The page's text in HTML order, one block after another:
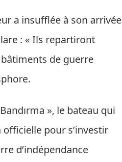
a insufflée à son arrivée
: « Ils repartiront
de guerre
», le bateau qui
pour s’investir
d’indépendance